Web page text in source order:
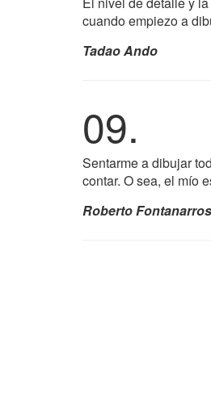
cuando empiezo a
Tadao Ando
09.
Sentarme a dibujar
contar. O sea, el mío
Roberto